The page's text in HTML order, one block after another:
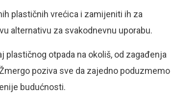
plastičnih vrećica i zamijeniti ih za
alternativu za svakodnevnu uporabu.
otpada na okoliš, od zagađenja
poziva sve da zajedno poduzmemo
budućnosti.